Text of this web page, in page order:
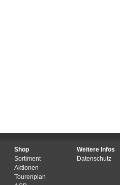
Shop
Sortiment
Aktionen
Tourenplan
Weitere Infos
Datenschutz